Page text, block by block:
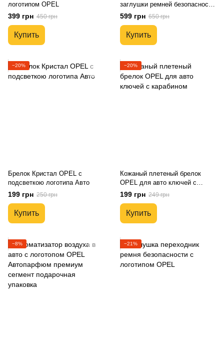
логотипом OPEL
399 грн 450 грн
Купить
заглушки ремней безопасности
+ кожаный брелок для ключей
599 грн 650 грн
Купить
−20%
Брелок Кристал OPEL с
подсветкою логотипа Авто
199 грн 250 грн
Купить
−20%
Кожаный плетеный брелок
OPEL для авто ключей с
карабином
199 грн 249 грн
Купить
−8% −21%